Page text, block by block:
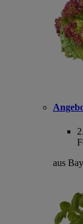
aus